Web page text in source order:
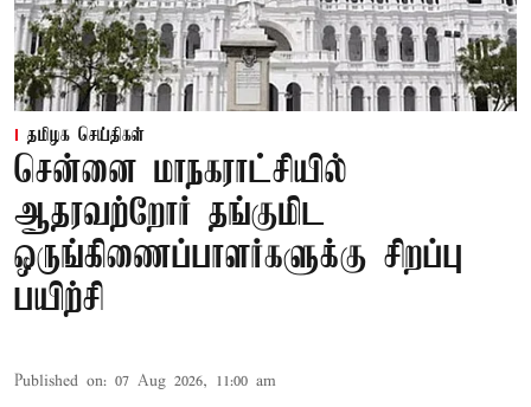
தமிழக செய்திகள்
சென்னை மாநகராட்சியில்
ஆதரவற்றோர் தங்குமிட
ஒருங்கிணைப்பாளர்களுக்கு சிறப்பு
பயிற்சி
Published on: 07 Aug 2026, 11:00 am